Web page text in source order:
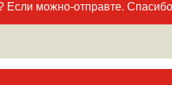
Если можно-отправте.